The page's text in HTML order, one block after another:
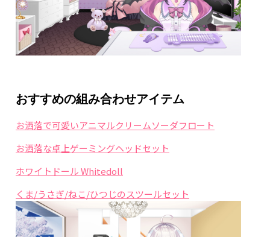
おすすめの組み合わせアイテム
お洒落で可愛いアニマルクリームソーダフロート
お洒落な卓上ゲーミングヘッドセット
ホワイトドール Whitedoll
くま/うさぎ/ねこ/ひつじのスツールセット